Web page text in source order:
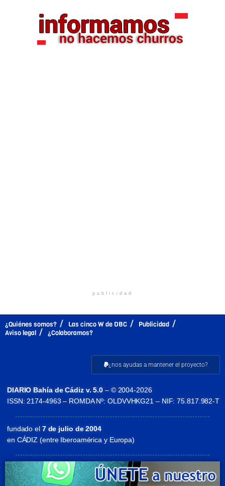
publicidad
¿Quiénes somos? Las cinco W de DBC
Publicidad
Aviso legal
¿Colaboramos?
¿nos ayudas a mantener el proyecto?
DIARIO Bahía de Cádiz v. 5.0 – © 2004-2026
ISSN: 2174-4963 – ROMDA Nº: OLDVVHKG21 – NIF: 75.817.982-T
fundado el7 de julio de 2004
en CÁDIZ (entre Iberoamérica y Europa)